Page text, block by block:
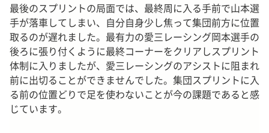
最後のスプリントの局面では、最終周に入る手前で山本選
手が落車してしまい、自分自身少し焦って集団前方に位置
取るのが遅れました。最有力の愛三レーシング岡本選手の
後ろに張り付くように最終コーナーをクリアしスプリント
体制に入りましたが、愛三レーシングのアシストに阻まれ
前に出切ることができませんでした。集団スプリントに入
る前の位置どりで足を使わないことが今の課題であると感
じています。